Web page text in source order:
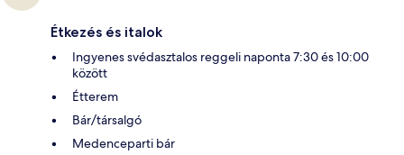
Étkezés és italok
Ingyenes svédasztalos reggeli naponta 7:30 és 10:00
között
Étterem
Bár/társalgó
Medenceparti bár